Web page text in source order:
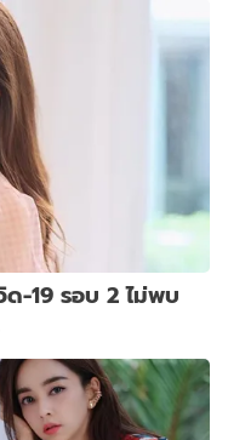
-19 รอบ 2 ไม่พบ